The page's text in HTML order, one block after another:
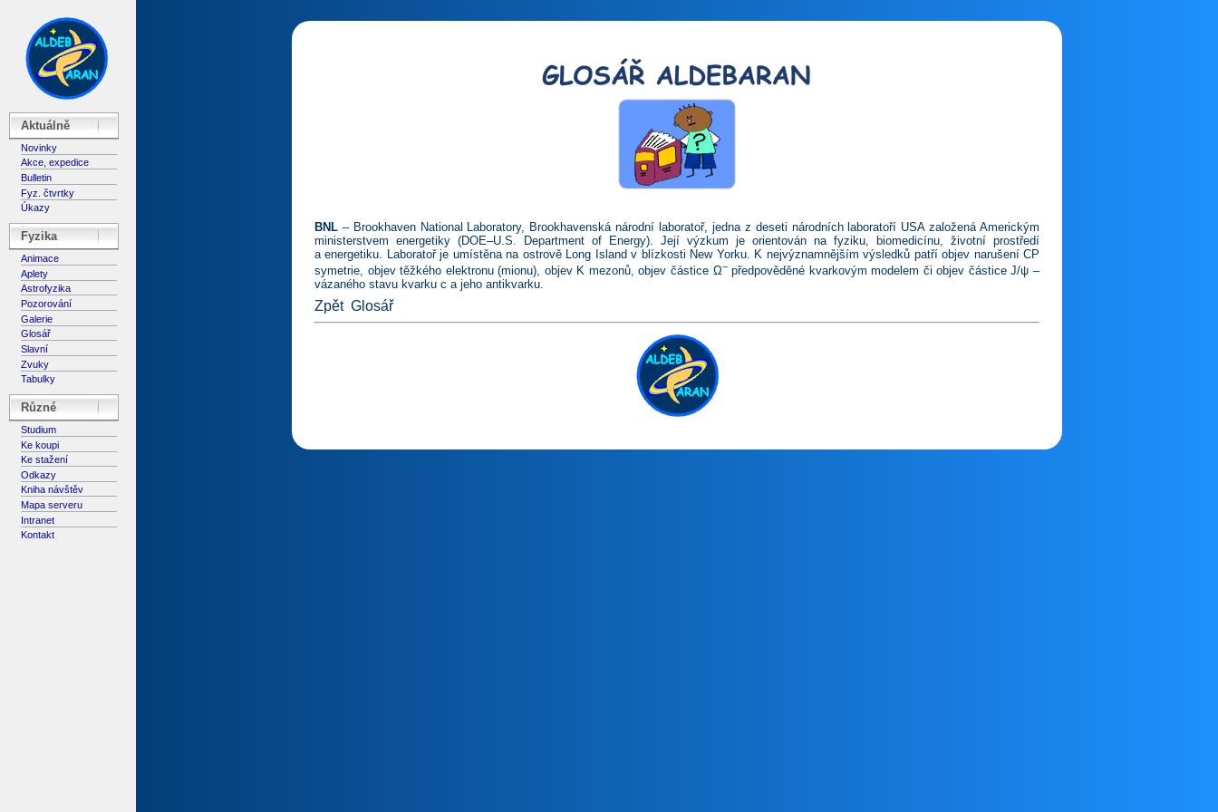
Aktuálně
Novinky
Akce, expedice
Bulletin
Fyz. čtvrtky
Úkazy
Fyzika
Animace
Aplety
Astrofyzika
Pozorování
Galerie
Glosář
Slavní
Zvuky
Tabulky
Různé
Studium
Ke koupi
Ke stažení
Odkazy
Kniha návštěv
Mapa serveru
Intranet
Kontakt
BNL – Brookhaven National Laboratory, Brookhavenská národní laboratoř, jedna z deseti národních laboratoří USA založená Americkým
ministerstvem energetiky (DOE–U.S. Department of Energy). Její výzkum je orientován na fyziku, biomedicínu, životní prostředí
a energetiku. Laboratoř je umístěna na ostrově Long Island v blízkosti New Yorku. K nejvýznamnějším výsledků patří objev narušení CP
symetrie, objev těžkého elektronu (mionu), objev K mezonů, objev částice Ω−předpověděné kvarkovým modelem či objev částice J/ψ –
vázaného stavu kvarku c a jeho antikvarku.
Zpět Glosář